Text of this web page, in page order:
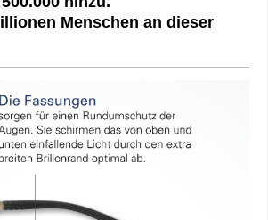
Menschen an dieser